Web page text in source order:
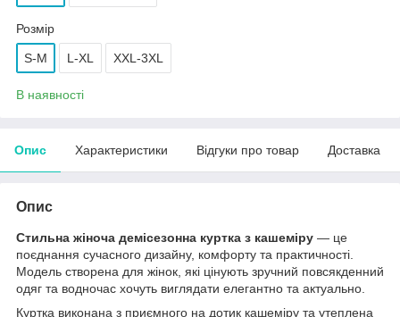
Розмір
S-M L-XL XXL-3XL
В наявності
Опис Характеристики Відгуки про товар Доставка
Опис
Стильна жіноча демісезонна куртка з кашеміру — це
поєднання сучасного дизайну, комфорту та практичності.
Модель створена для жінок, які цінують зручний повсякденний
одяг та водночас хочуть виглядати елегантно та актуально.
Куртка виконана з приємного на дотик кашеміру та утеплена